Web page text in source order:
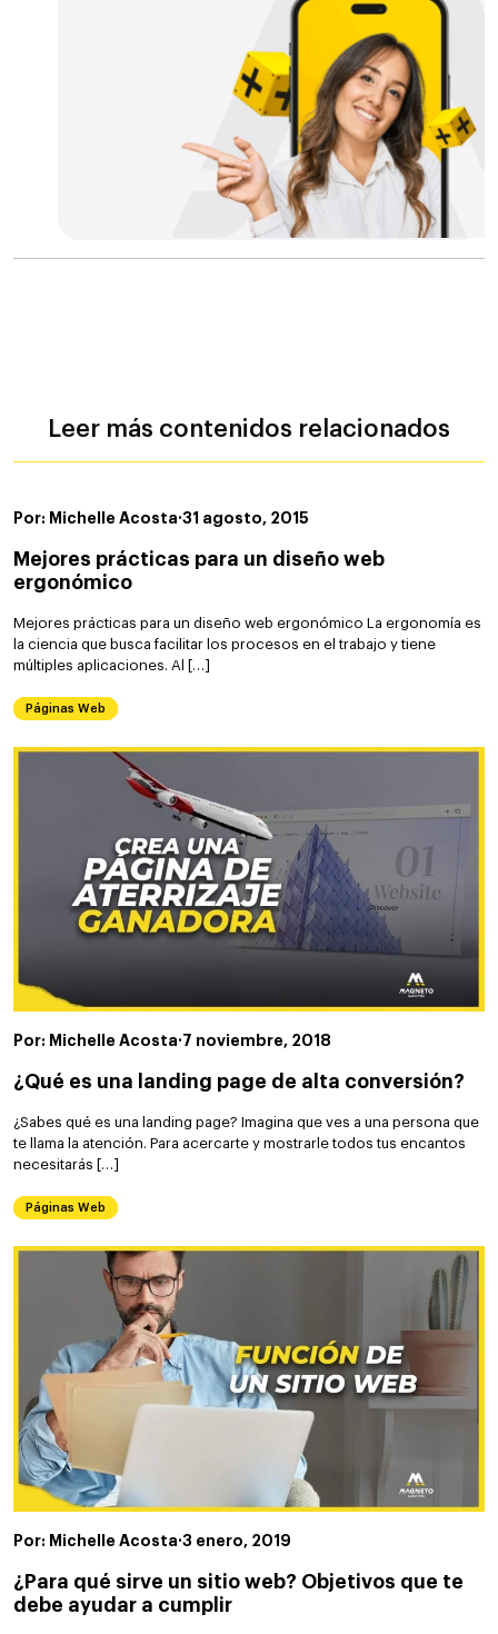
Leer más contenidos relacionados
Por: Michelle Acosta·31 agosto, 2015
Mejores prácticas para un diseño web
ergonómico
Mejores prácticas para un diseño web ergonómico La ergonomía es
la ciencia que busca facilitar los procesos en el trabajo y tiene
múltiples aplicaciones. Al […]
Páginas Web
Por: Michelle Acosta·7 noviembre, 2018
¿Qué es una landing page de alta conversión?
¿Sabes qué es una landing page? Imagina que ves a una persona que
te llama la atención. Para acercarte y mostrarle todos tus encantos
necesitarás […]
Páginas Web
Por: Michelle Acosta·3 enero, 2019
¿Para qué sirve un sitio web? Objetivos que te
debe ayudar a cumplir